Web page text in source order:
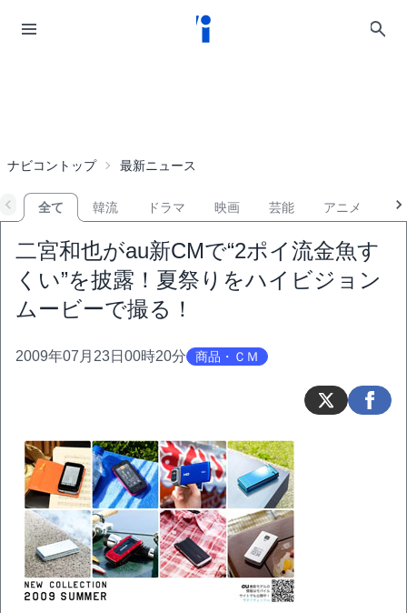
ナビコントップ 最新ニュース
全て 韓流 ドラマ 映画 芸能 アニメ
二宮和也がau新CMで“2ポイ流金魚す
くい”を披露！夏祭りをハイビジョン
ムービーで撮る！
2009年07月23日00時20分 商品・ＣＭ